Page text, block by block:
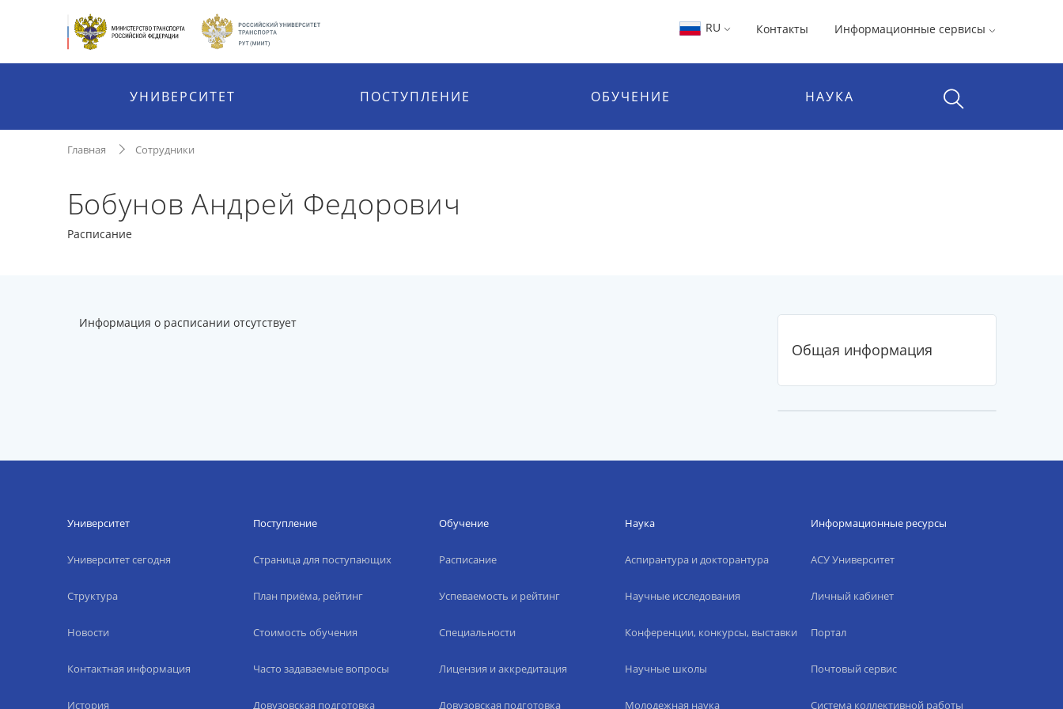
RU Контакты Информационные сервисы
УНИВЕРСИТЕТ ПОСТУПЛЕНИЕ ОБУЧЕНИЕ НАУКА
Главная Сотрудники
Бобунов Андрей Федорович
Расписание
Информация о расписании отсутствует
Общая информация
Университет
Университет сегодня
Структура
Новости
Контактная информация
История
Поступление
Страница для поступающих
План приёма, рейтинг
Стоимость обучения
Часто задаваемые вопросы
Довузовская подготовка
Обучение
Расписание
Успеваемость и рейтинг
Специальности
Лицензия и аккредитация
Довузовская подготовка
Наука
Аспирантура и докторантура
Научные исследования
Конференции, конкурсы, выставки
Научные школы
Молодежная наука
Информационные ресурсы
АСУ Университет
Личный кабинет
Портал
Почтовый сервис
Система коллективной работы